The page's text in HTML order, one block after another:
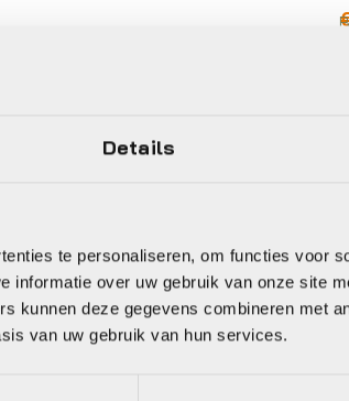
Details
te personaliseren, om functies voor
informatie over uw gebruik van onze site
kunnen deze gegevens combineren met
van uw gebruik van hun services.